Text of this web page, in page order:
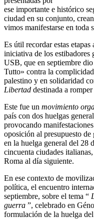
ese importante e histórico
ciudad en su conjunto,
vimos manifestarse en toda
Es útil recordar estas etapas
iniciativa de los estibadores
USB, que en septiembre
Tutto» contra la
palestino y en solidaridad
Libertad destinada a
Este fue un movimiento
país con dos huelgas
provocando
oposición al presupuesto
en la huelga general del 28
cincuenta ciudades
Roma al día siguiente.
En ese contexto de
política, el encuentro
septiembre, sobre el tema “
guerra ”, celebrado en
formulación de la huelga